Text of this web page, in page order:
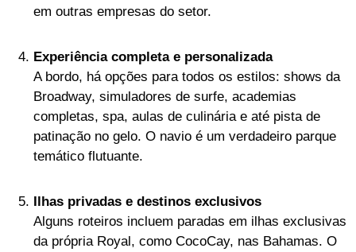
em outras empresas do setor.
Experiência completa e personalizada
A bordo, há opções para todos os estilos: shows da
Broadway, simuladores de surfe, academias
completas, spa, aulas de culinária e até pista de
patinação no gelo. O navio é um verdadeiro parque
temático flutuante.
Ilhas privadas e destinos exclusivos
Alguns roteiros incluem paradas em ilhas exclusivas
da própria Royal, como CocoCay, nas Bahamas. O